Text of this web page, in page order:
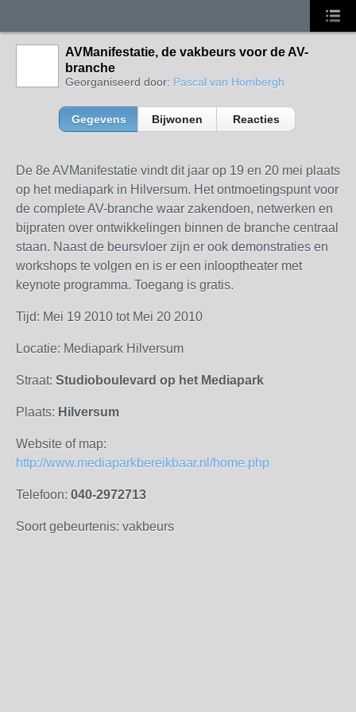
AVManifestatie, de vakbeurs voor de AV-
branche
Georganiseerd door: Pascal van Hombergh
Gegevens Bijwonen Reacties
De 8e AVManifestatie vindt dit jaar op 19 en 20 mei plaats
op het mediapark in Hilversum. Het ontmoetingspunt voor
de complete AV-branche waar zakendoen, netwerken en
bijpraten over ontwikkelingen binnen de branche centraal
staan. Naast de beursvloer zijn er ook demonstraties en
workshops te volgen en is er een inlooptheater met
keynote programma. Toegang is gratis.
Tijd: Mei 19 2010 tot Mei 20 2010
Locatie: Mediapark Hilversum
Straat: Studioboulevard op het Mediapark
Plaats: Hilversum
Website of map:
http://www.mediaparkbereikbaar.nl/home.php
Telefoon: 040-2972713
Soort gebeurtenis: vakbeurs